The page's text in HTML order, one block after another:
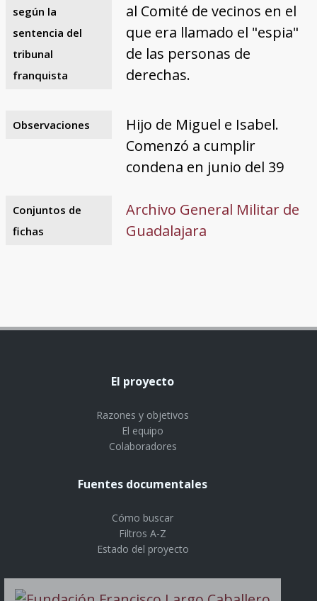
según la
sentencia del
tribunal
franquista
al Comité de vecinos en el
que era llamado el "espia"
de las personas de
derechas.
Observaciones
Hijo de Miguel e Isabel.
Comenzó a cumplir
condena en junio del 39
Conjuntos de
fichas
Archivo General Militar de
Guadalajara
El proyecto
Razones y objetivos
El equipo
Colaboradores
Fuentes documentales
Cómo buscar
Filtros A-Z
Estado del proyecto